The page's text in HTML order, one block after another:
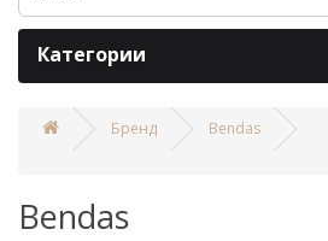
Категории
Бренд Bendas
Bendas